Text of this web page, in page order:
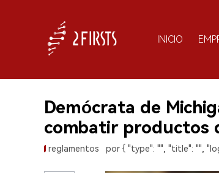
INICIO
Demócrata de
combatir productos
reglamentos por { "type": "", "title": "",